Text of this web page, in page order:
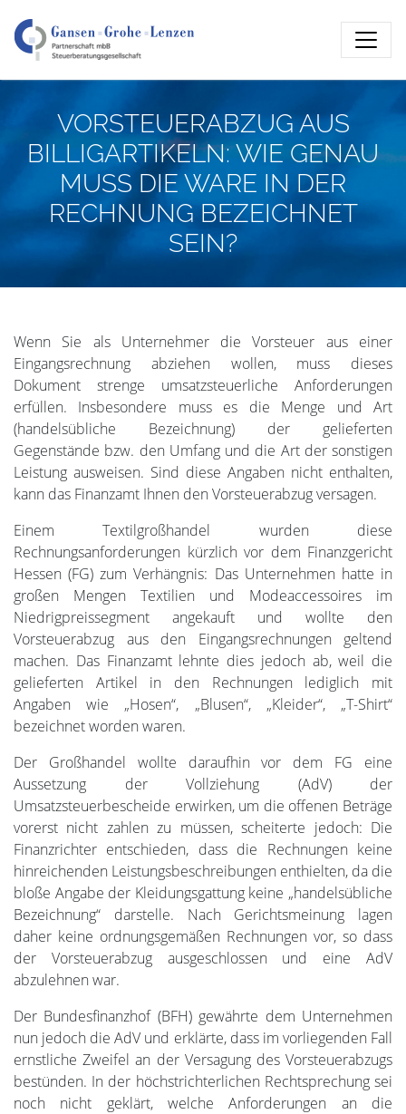
VORSTEUERABZUG AUS
BILLIGARTIKELN: WIE GENAU
MUSS DIE WARE IN DER
RECHNUNG BEZEICHNET
SEIN?
Wenn Sie als Unternehmer die Vorsteuer aus einer
Eingangsrechnung abziehen wollen, muss dieses
Dokument strenge umsatzsteuerliche Anforderungen
erfüllen. Insbesondere muss es die Menge und Art
(handelsübliche Bezeichnung) der gelieferten
Gegenstände bzw. den Umfang und die Art der sonstigen
Leistung ausweisen. Sind diese Angaben nicht enthalten,
kann das Finanzamt Ihnen den Vorsteuerabzug versagen.
Einem Textilgroßhandel wurden diese
Rechnungsanforderungen kürzlich vor dem Finanzgericht
Hessen (FG) zum Verhängnis: Das Unternehmen hatte in
großen Mengen Textilien und Modeaccessoires im
Niedrigpreissegment angekauft und wollte den
Vorsteuerabzug aus den Eingangsrechnungen geltend
machen. Das Finanzamt lehnte dies jedoch ab, weil die
gelieferten Artikel in den Rechnungen lediglich mit
Angaben wie „Hosen“, „Blusen“, „Kleider“, „T-Shirt“
bezeichnet worden waren.
Der Großhandel wollte daraufhin vor dem FG eine
Aussetzung der Vollziehung (AdV) der
Umsatzsteuerbescheide erwirken, um die offenen Beträge
vorerst nicht zahlen zu müssen, scheiterte jedoch: Die
Finanzrichter entschieden, dass die Rechnungen keine
hinreichenden Leistungsbeschreibungen enthielten, da die
bloße Angabe der Kleidungsgattung keine „handelsübliche
Bezeichnung“ darstelle. Nach Gerichtsmeinung lagen
daher keine ordnungsgemäßen Rechnungen vor, so dass
der Vorsteuerabzug ausgeschlossen und eine AdV
abzulehnen war.
Der Bundesfinanzhof (BFH) gewährte dem Unternehmen
nun jedoch die AdV und erklärte, dass im vorliegenden Fall
ernstliche Zweifel an der Versagung des Vorsteuerabzugs
bestünden. In der höchstrichterlichen Rechtsprechung sei
noch nicht geklärt, welche Anforderungen an die